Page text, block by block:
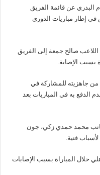
البدري عن قائمة الفريق
في إطار مباريات الدوري
صالح جمعة إلى الفريق
بسبب الإصابة.
من جاهزيته للمشاركة في
الدفع به في المباريات بعد
محمد حمدي زكي، جون
فنية.
خلال المباراة بسبب الإصابات